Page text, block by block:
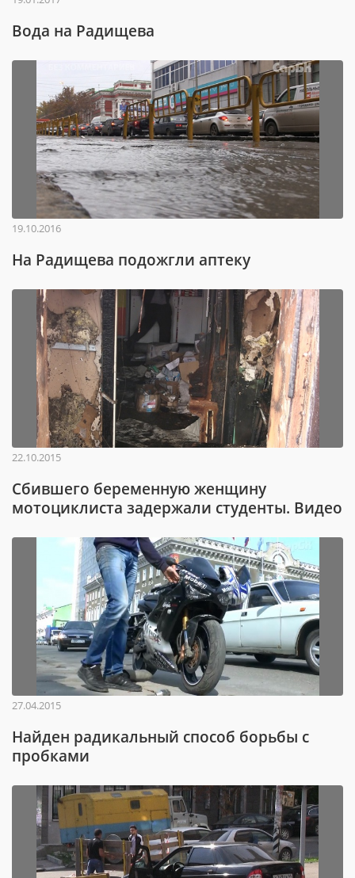
Вода на Радищева
19.10.2016
На Радищева подожгли аптеку
22.10.2015
Сбившего беременную женщину
мотоциклиста задержали студенты. Видео
27.04.2015
Найден радикальный способ борьбы с
пробками